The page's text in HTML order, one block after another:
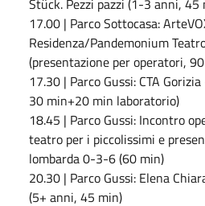
17.00 | Parco Sottocasa:
Residenza/Pandemonium
(presentazione per operatori,
17.30 | Parco Gussi: CTA
30 min+20 min laboratorio)
18.45 | Parco Gussi: Incontro
teatro per i piccolissimi e
lombarda 0-3-6 (60 min)
20.30 | Parco Gussi: Elena
(5+ anni, 45 min)